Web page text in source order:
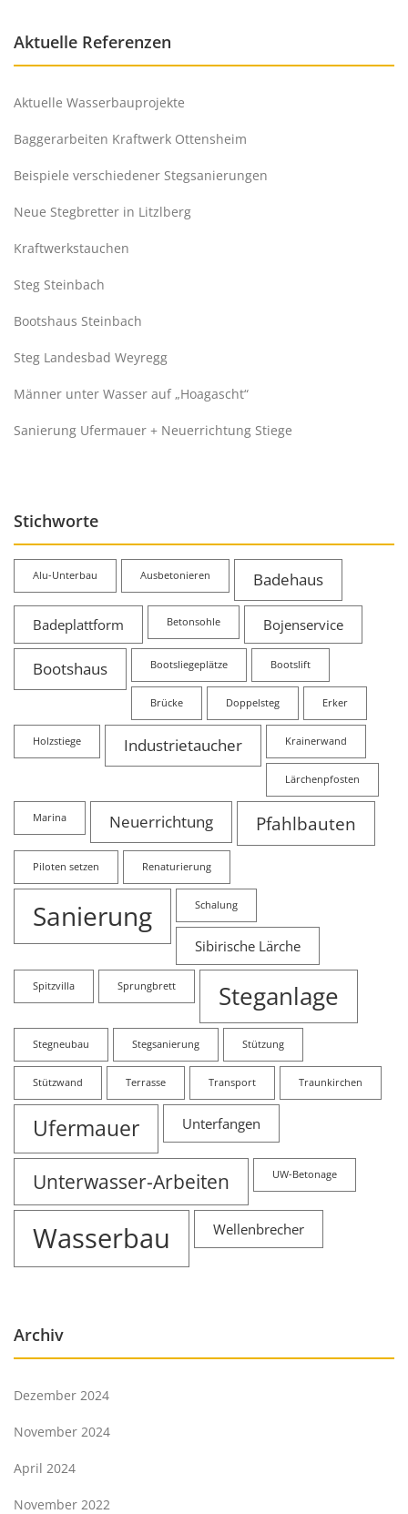
Aktuelle Referenzen
Aktuelle Wasserbauprojekte
Baggerarbeiten Kraftwerk Ottensheim
Beispiele verschiedener Stegsanierungen
Neue Stegbretter in Litzlberg
Kraftwerkstauchen
Steg Steinbach
Bootshaus Steinbach
Steg Landesbad Weyregg
Männer unter Wasser auf „Hoagascht“
Sanierung Ufermauer + Neuerrichtung Stiege
Stichworte
Alu-Unterbau Ausbetonieren Badehaus
Badeplattform Betonsohle Bojenservice
Bootshaus Bootsliegeplätze Bootslift
Brücke Doppelsteg Erker
Holzstiege Industrietaucher Krainerwand
Lärchenpfosten
Marina Neuerrichtung Pfahlbauten
Piloten setzen Renaturierung
Sanierung Schalung
Sibirische Lärche
Spitzvilla Sprungbrett Steganlage
Stegneubau Stegsanierung Stützung
Stützwand Terrasse Transport Traunkirchen
Ufermauer Unterfangen
Unterwasser-Arbeiten UW-Betonage
Wasserbau Wellenbrecher
Archiv
Dezember 2024
November 2024
April 2024
November 2022